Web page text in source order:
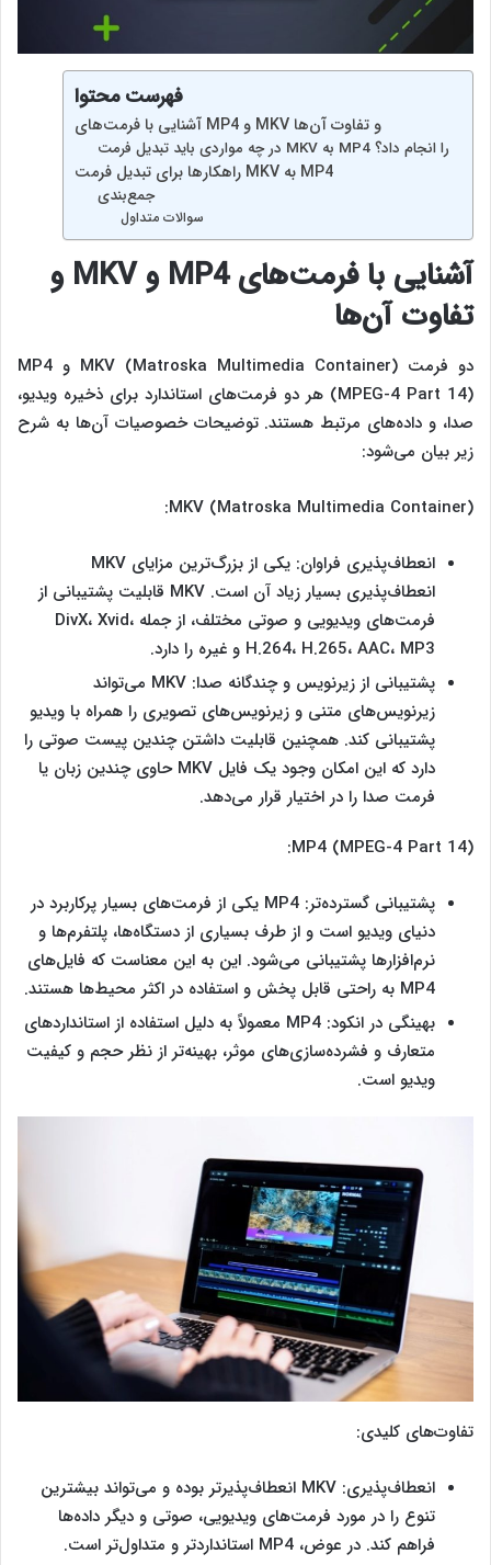
فهرست محتوا
آشنایی با فرمت‌های MP4 و MKV و تفاوت آن‌ها
در چه مواردی باید تبدیل فرمت MKV به MP4 را انجام داد؟
راهکارها برای تبدیل فرمت MKV به MP4
جمع‌بندی
سوالات متداول
آشنایی با فرمت‌هایMP4 وMKV و
تفاوت آن‌ها
دو فرمت MKV (Matroska Multimedia Container) و MP4
(MPEG-4 Part 14) هر دو فرمت‌های استاندارد برای ذخیره ویدیو،
صدا، و داده‌های مرتبط هستند. توضیحات خصوصیات آن‌ها به شرح
زیر بیان می‌شود:
MKV (Matroska Multimedia Container):
انعطاف‌پذیری فراوان: یکی از بزرگ‌ترین مزایای MKV
انعطاف‌پذیری بسیار زیاد آن است. MKV قابلیت پشتیبانی از
فرمت‌های ویدیویی و صوتی مختلف، از جمله DivX، Xvid،
H.264، H.265، AAC، MP3 و غیره را دارد.
پشتیبانی از زیرنویس و چندگانه صدا: MKV می‌تواند
زیرنویس‌های متنی و زیرنویس‌های تصویری را همراه با ویدیو
پشتیبانی کند. همچنین قابلیت داشتن چندین پیست صوتی را
دارد که این امکان وجود یک فایل MKV حاوی چندین زبان یا
فرمت صدا را در اختیار قرار می‌دهد.
MP4 (MPEG-4 Part 14):
پشتیبانی گسترده‌تر: MP4 یکی از فرمت‌های بسیار پرکاربرد در
دنیای ویدیو است و از طرف بسیاری از دستگاه‌ها، پلتفرم‌ها و
نرم‌افزارها پشتیبانی می‌شود. این به این معناست که فایل‌های
MP4 به راحتی قابل پخش و استفاده در اکثر محیط‌ها هستند.
بهینگی در انکود: MP4 معمولاً به دلیل استفاده از استانداردهای
متعارف و فشرده‌سازی‌های موثر، بهینه‌تر از نظر حجم و کیفیت
ویدیو است.
تفاوت‌های کلیدی:
انعطاف‌پذیری: MKV انعطاف‌پذیرتر بوده و می‌تواند بیشترین
تنوع را در مورد فرمت‌های ویدیویی، صوتی و دیگر داده‌ها
فراهم کند. در عوض، MP4 استانداردتر و متداول‌تر است.